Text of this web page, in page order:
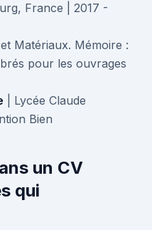
France | 2017 -
Matériaux. Mémoire :
pour les ouvrages
| Lycée Claude
Bien
un CV
qui